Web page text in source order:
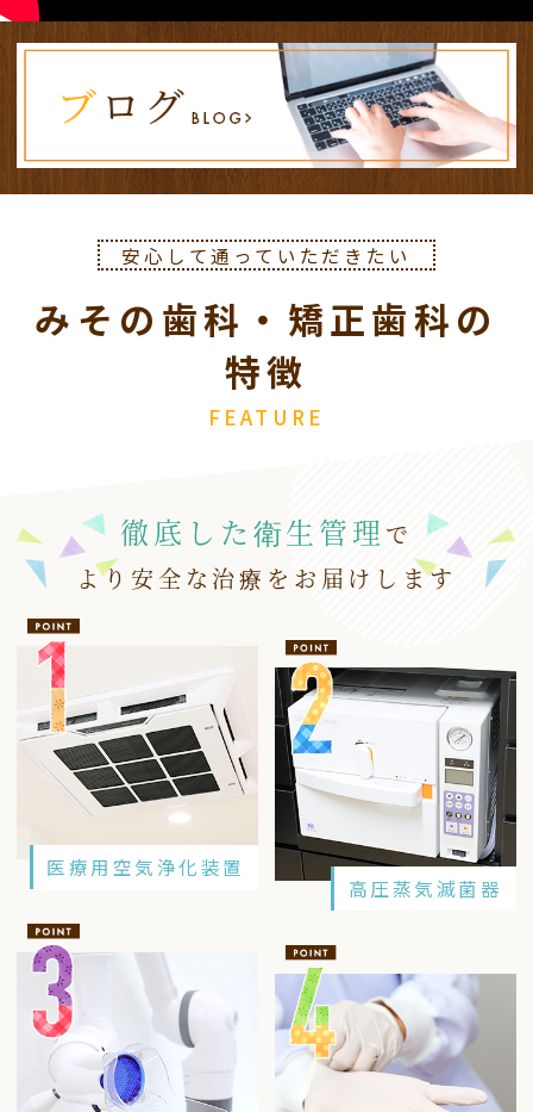
2026.03.13
３月２０日（金）は祝日のため休診となりま
振替診療として１９日（木）が診療日となりま
す。
お間違えないようよろしくお願いします。
2026.02.11
２月１１日（水）、２３日（月）は祝日のため
休診 となります。
１２日（木）、２６日（木）は
となります。
安心して通っていただきたい
みその歯科・矯正歯科の
特徴
FEATURE
徹底した衛生管理 で
より安全な治療をお届けします
医療用空気浄化装置
高圧蒸気滅菌器